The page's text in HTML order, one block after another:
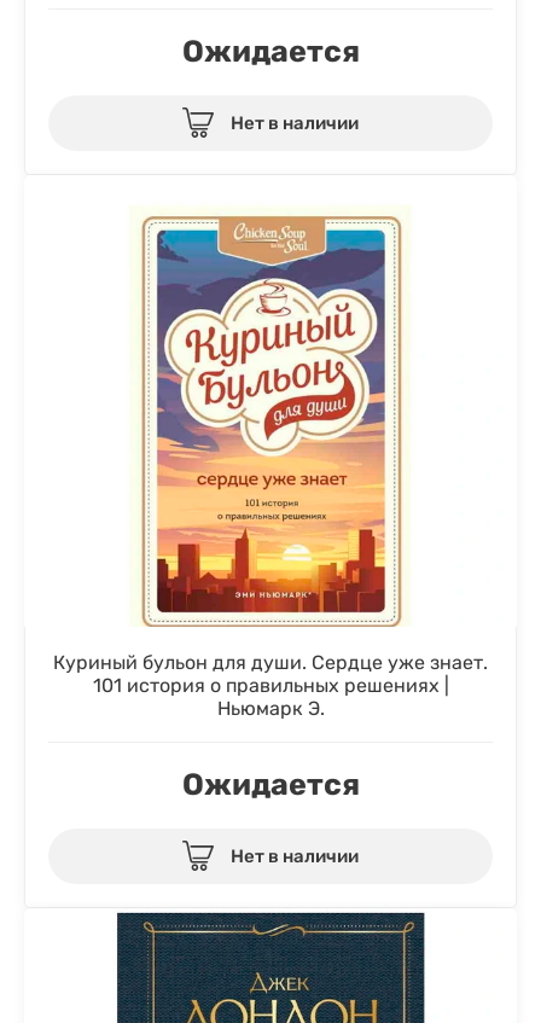
Ожидается
Нет в наличии
Куриный бульон для души. Сердце уже знает.
101 история о правильных решениях |
Ньюмарк Э.
Ожидается
Нет в наличии